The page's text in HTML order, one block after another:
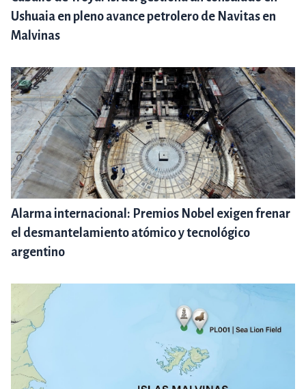
Ushuaia en pleno avance petrolero de Navitas en
Malvinas
Alarma internacional: Premios Nobel exigen frenar
el desmantelamiento atómico y tecnológico
argentino